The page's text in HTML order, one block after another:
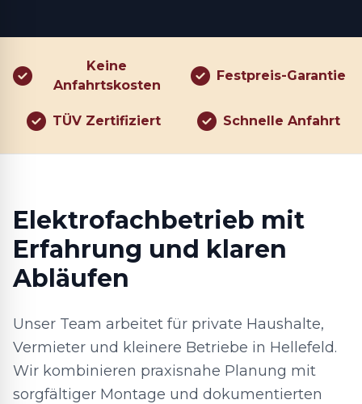
Keine
Anfahrtskosten
Festpreis-Garantie
TÜV Zertifiziert Schnelle Anfahrt
Elektrofachbetrieb mit
Erfahrung und klaren
Abläufen
Unser Team arbeitet für private Haushalte,
Vermieter und kleinere Betriebe in Hellefeld.
Wir kombinieren praxisnahe Planung mit
sorgfältiger Montage und dokumentierten